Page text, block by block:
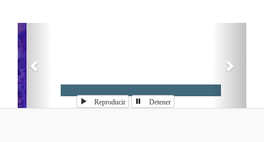
Reproducir Detener